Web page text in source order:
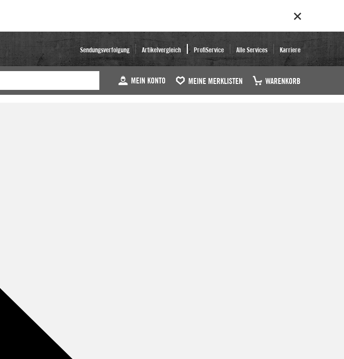
Sendungsverfolgung Artikelvergleich ProfiService Alle Services Karriere
MEIN KONTO MEINE MERKLISTEN WARENKORB